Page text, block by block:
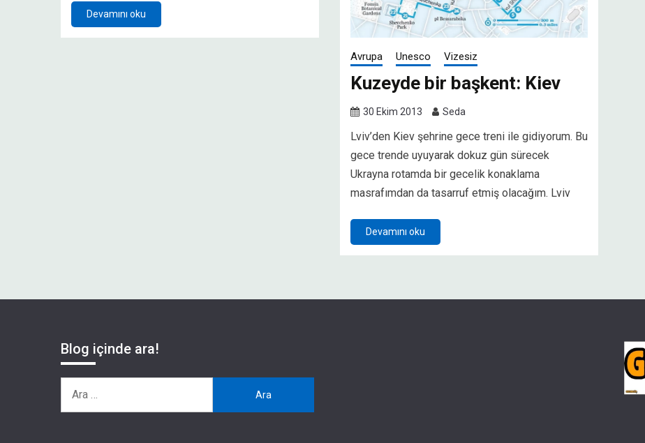
Devamını oku
Avrupa Unesco Vizesiz
Kuzeyde bir başkent: Kiev
30 Ekim 2013 Seda
Lviv’den Kiev şehrine gece treni ile gidiyorum. Bu
gece trende uyuyarak dokuz gün sürecek
Ukrayna rotamda bir gecelik konaklama
masrafımdan da tasarruf etmiş olacağım. Lviv
Devamını oku
Blog içinde ara!